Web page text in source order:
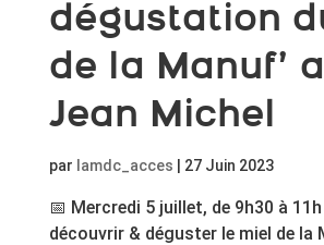
dégustation
de la Manuf’
Jean Michel
par lamdc_acces | 27 Juin 2023
📅 Mercredi 5 juillet, de 9h30 à 11h
découvrir & déguster le miel de la